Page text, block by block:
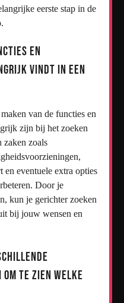
eerste stap in de
en
vindt in een
van de functies en
zijn bij het zoeken
zaken zoals
en eventuele extra opties
Door je
kun je gerichter zoeken
bij jouw wensen en
te zien welke